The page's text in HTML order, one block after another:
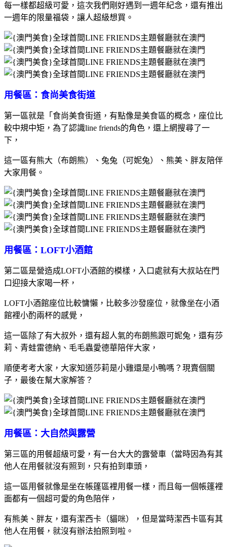
每一樣都超級可愛，這次我們剛好遇到一週年紀念，還有推出
一週年的限量福袋，讓人超級想買。
用餐區：食尚美食街道
第一區就是「食尚美食街道，有點像是美食區的概念，座位比
較中規中矩，為了認識line friends的角色，還上網搜尋了一
下，
這一區有熊大（布朗熊）、兔兔（可妮兔）、熊美、胖友陪伴
大家用餐。
用餐區：LOFT小酒館
第二區是營造成LOFT小酒館的模樣，入口處就有大叔站在門
口迎接大家喝一杯，
LOFT小酒館座位比較慵懶，比較多沙發座位，就像坐在小酒
館裡小酌兩杯的感覺，
這一區除了有大叔外，還有超人氣的布朗熊跟可妮兔，還有莎
莉、青蛙雷德納、毛毛蟲愛德華陪伴大家，
順便考考大家，大家知道莎莉是小雞還是小鴨嗎？現賣個關
子，最後在幫大家解答？
用餐區：大自然與露營
第三區的用餐超級可愛，有一台大大的露營車（當時因為有其
他人在用餐就沒有照到，只有拍到車頭，
這一區用餐就像是坐在帳篷區裡用餐一樣，而且每一個帳篷裡
面都有一個超可愛的角色陪伴，
有熊美、胖友，還有潔西卡（貓咪），但是當時潔西卡區有其
他人在用餐，就沒有辦法拍照到啦。